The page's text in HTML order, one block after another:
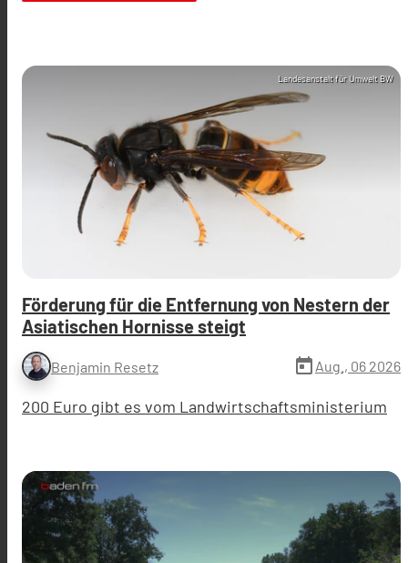
Landesanstalt für Umwelt BW
Förderung für die Entfernung von Nestern der
Asiatischen Hornisse steigt
Benjamin Resetz today Aug., 06 2026
200 Euro gibt es vom Landwirtschaftsministerium